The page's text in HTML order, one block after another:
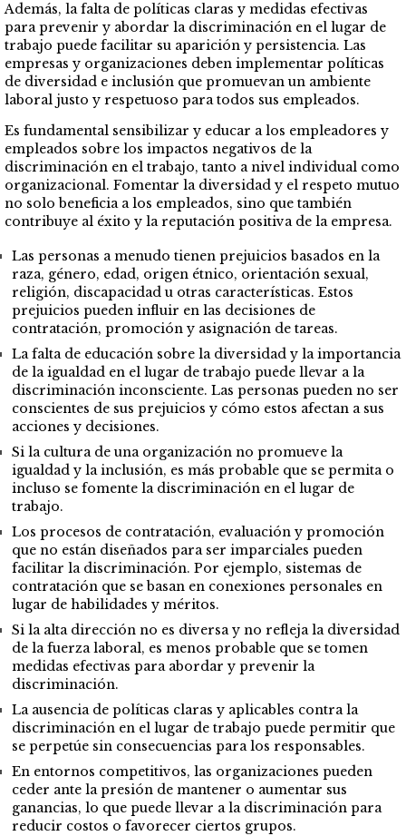
Además, la falta de políticas claras y medidas efectivas
para prevenir y abordar la discriminación en el lugar de
trabajo puede facilitar su aparición y persistencia. Las
empresas y organizaciones deben implementar políticas
de diversidad e inclusión que promuevan un ambiente
laboral justo y respetuoso para todos sus empleados.
Es fundamental sensibilizar y educar a los empleadores y
empleados sobre los impactos negativos de la
discriminación en el trabajo, tanto a nivel individual como
organizacional. Fomentar la diversidad y el respeto mutuo
no solo beneficia a los empleados, sino que también
contribuye al éxito y la reputación positiva de la empresa.
Las personas a menudo tienen prejuicios basados en la
raza, género, edad, origen étnico, orientación sexual,
religión, discapacidad u otras características. Estos
prejuicios pueden influir en las decisiones de
contratación, promoción y asignación de tareas.
La falta de educación sobre la diversidad y la importancia
de la igualdad en el lugar de trabajo puede llevar a la
discriminación inconsciente. Las personas pueden no ser
conscientes de sus prejuicios y cómo estos afectan a sus
acciones y decisiones.
Si la cultura de una organización no promueve la
igualdad y la inclusión, es más probable que se permita o
incluso se fomente la discriminación en el lugar de
trabajo.
Los procesos de contratación, evaluación y promoción
que no están diseñados para ser imparciales pueden
facilitar la discriminación. Por ejemplo, sistemas de
contratación que se basan en conexiones personales en
lugar de habilidades y méritos.
Si la alta dirección no es diversa y no refleja la diversidad
de la fuerza laboral, es menos probable que se tomen
medidas efectivas para abordar y prevenir la
discriminación.
La ausencia de políticas claras y aplicables contra la
discriminación en el lugar de trabajo puede permitir que
se perpetúe sin consecuencias para los responsables.
En entornos competitivos, las organizaciones pueden
ceder ante la presión de mantener o aumentar sus
ganancias, lo que puede llevar a la discriminación para
reducir costos o favorecer ciertos grupos.